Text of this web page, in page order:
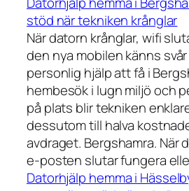
stöd när tekniken krånglar
När datorn krånglar, wifi
den nya mobilen känns
personlig hjälp att få i
hembesök i lugn miljö och
på plats blir tekniken
dessutom till halva
avdraget. Bergshamra. När
e-posten slutar fungera
Datorhjälp hemma i